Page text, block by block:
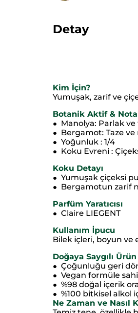
Detay
Kim İçin?
Yumuşak, zarif ve
Botanik Aktif & Nota
● Manolya: Parlak
● Bergamot: Taze ve
● Yoğunluk : 1/4
● Koku Evreni :
Koku Detayı
● Yumuşak çiçeksi
● Bergamotun zarif
Parfüm Yaratıcısı
● Claire LIEGENT
Kullanım İpucu
Bilek içleri, boyun ve
Doğaya Saygılı Ürün
● Çoğunluğu geri
● Vegan formüle
● %98 doğal içerik
● %100 bitkisel alkol
Ne Zaman ve Nasıl